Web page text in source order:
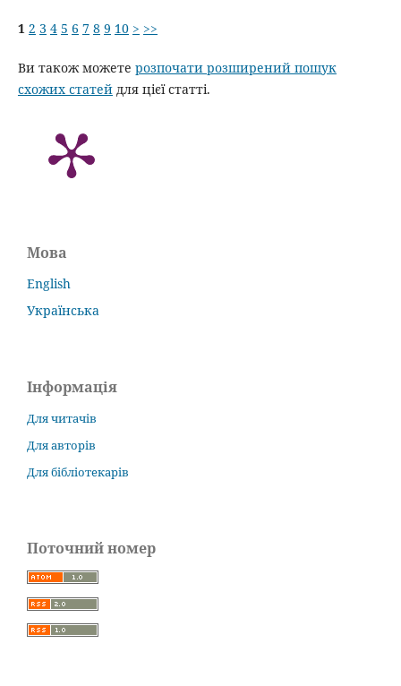
1 2 3 4 5 6 7 8 9 10 > >>
Ви також можете розпочати розширений пошук
схожих статейдля цієї статті.
Мова
English
Українська
Інформація
Для читачів
Для авторів
Для бібліотекарів
Поточний номер